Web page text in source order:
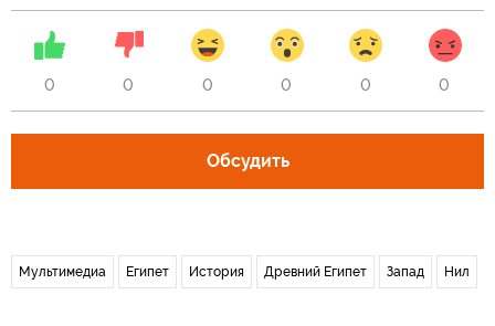
0 0 0 0 0 0
Обсудить
Мультимедиа Египет История Древний Египет Запад Нил